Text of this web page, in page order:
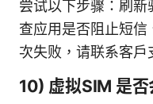
尝试以下步骤：刷
查应用是否阻止短
次失败，请联系客户
10) 虚拟SIM 是